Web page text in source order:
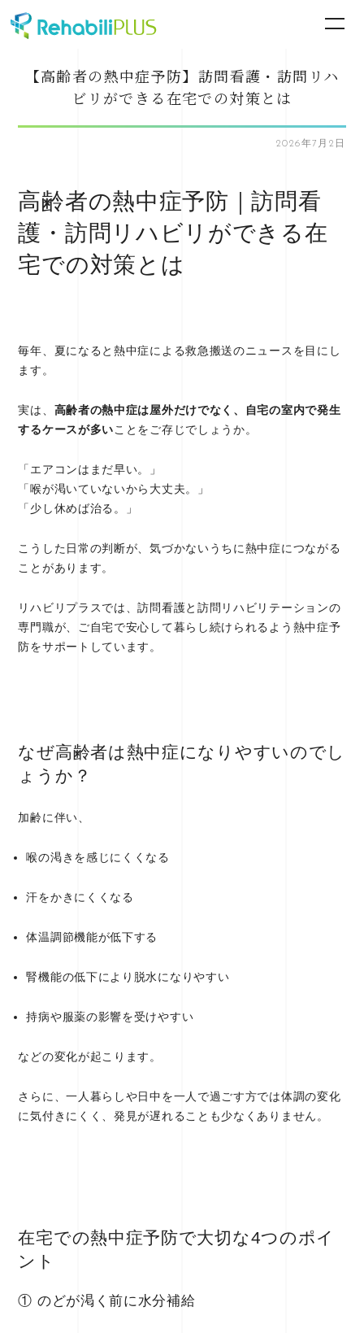
【高齢者の熱中症予防】訪問看護・訪問リハ
ビリができる在宅での対策とは
2026年7月2日
高齢者の熱中症予防｜訪問看
護・訪問リハビリができる在
宅での対策とは
毎年、夏になると熱中症による救急搬送のニュースを目にし
ます。
実は、 高齢者の熱中症は屋外だけでなく、自宅の室内で発生
するケースが多いことをご存じでしょうか。
「エアコンはまだ早い。」
「喉が渇いていないから大丈夫。」
「少し休めば治る。」
こうした日常の判断が、気づかないうちに熱中症につながる
ことがあります。
リハビリプラスでは、訪問看護と訪問リハビリテーションの
専門職が、ご自宅で安心して暮らし続けられるよう熱中症予
防をサポートしています。
なぜ高齢者は熱中症になりやすいのでし
ょうか？
加齢に伴い、
喉の渇きを感じにくくなる
汗をかきにくくなる
体温調節機能が低下する
腎機能の低下により脱水になりやすい
持病や服薬の影響を受けやすい
などの変化が起こります。
さらに、一人暮らしや日中を一人で過ごす方では体調の変化
に気付きにくく、発見が遅れることも少なくありません。
在宅での熱中症予防で大切な4つのポイ
ント
① のどが渇く前に水分補給